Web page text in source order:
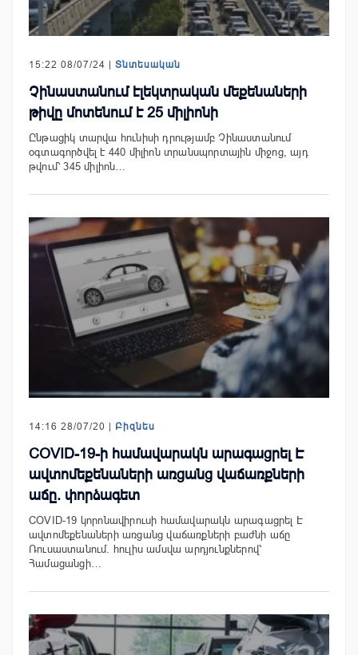
15:22 08/07/24 | Տնտեսական
Չինաստանում էլեկտրական մեքենաների
թիվը մոտենում է 25 միլիոնի
Ընթացիկ տարվա հունիսի դրությամբ Չինաստանում
օգտագործվել է 440 միլիոն տրանսպորտային միջոց, այդ
թվում՝ 345 միլիոն…
14:16 28/07/20 | Բիզնես
COVID-19-ի համավարակն արագացրել Է
ավտոմեքենաների առցանց վաճառքների
աճը. փորձագետ
COVID-19 կորոնավիրուսի համավարակն արագացրել Է
ավտոմեքենաների առցանց վաճառքների բաժնի աճը
Ռուսաստանում. հուլիս ամսվա արդյունքներով՝
Համացանցի…